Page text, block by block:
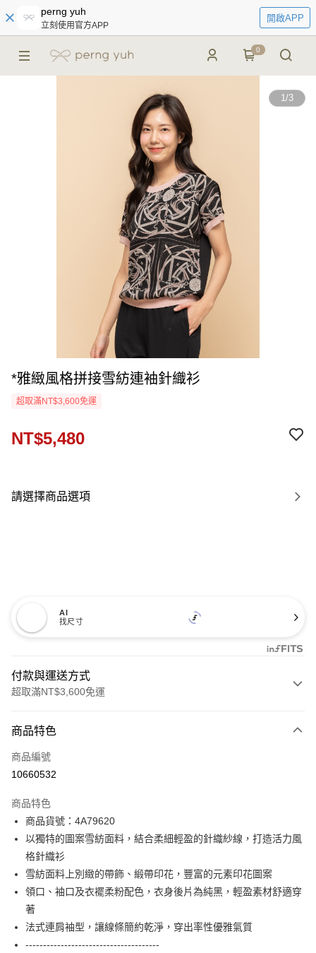
perng yuh
立刻使用官方APP
開啟APP
0
1/3
*雅緻風格拼接雪紡連袖針織衫
超取滿NT$3,600免運
NT$5,480
請選擇商品選項
AI
找尺寸
付款與運送方式
超取滿NT$3,600免運
信用卡一次付款
信用卡分期付款
合作金庫商業銀行
華南商業銀行
上海商業儲蓄銀行
台北富邦商業銀行
國泰世華商業銀行
臺灣中小企業銀行
台中商業銀行
匯豐（台灣）商業銀行
華泰商業銀行
聯邦商業銀行
遠東國際商業銀行
元大商業銀行
玉山商業銀行
星展（台灣）商業銀行
台新國際商業銀行
超商取貨付款
LINE Pay
Apple Pay
街口支付
商品特色
商品編號
10660532
商品特色
商品貨號：4A79620
以獨特的圖案雪紡面料，結合柔細輕盈的針織紗線，打造活力風
格針織衫
雪紡面料上別緻的帶飾、緞帶印花，豐富的元素印花圖案
領口、袖口及衣襬柔粉配色，衣身後片為純黑，輕盈素材舒適穿
著
法式連肩袖型，讓線條簡約乾淨，穿出率性優雅氣質
--------------------------------------